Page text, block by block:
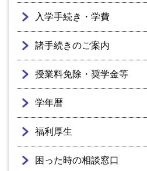
入学手続き・学費
諸手続きのご案内
授業料免除・奨学金等
学年暦
福利厚生
困った時の相談窓口